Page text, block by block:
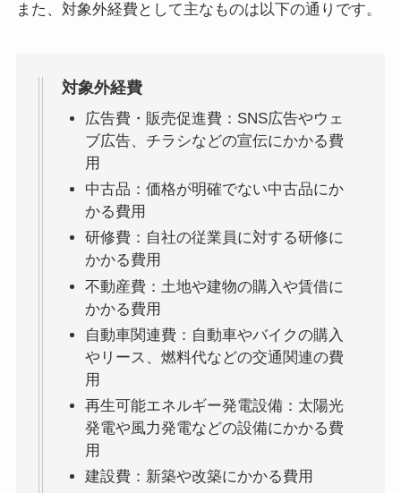
また、対象外経費として主なものは以下の通りです。
対象外経費
広告費・販売促進費：SNS広告やウェ
ブ広告、チラシなどの宣伝にかかる費
用
中古品：価格が明確でない中古品にか
かる費用
研修費：自社の従業員に対する研修に
かかる費用
不動産費：土地や建物の購入や賃借に
かかる費用
自動車関連費：自動車やバイクの購入
やリース、燃料代などの交通関連の費
用
再生可能エネルギー発電設備：太陽光
発電や風力発電などの設備にかかる費
用
建設費：新築や改築にかかる費用